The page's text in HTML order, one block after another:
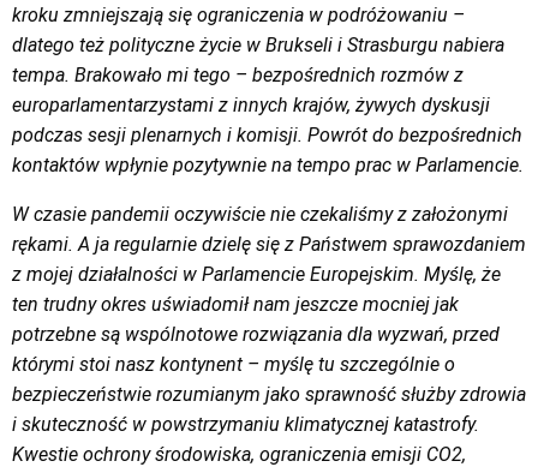
kroku zmniejszają się ograniczenia w podróżowaniu –
dlatego też polityczne życie w Brukseli i Strasburgu nabiera
tempa. Brakowało mi tego – bezpośrednich rozmów z
europarlamentarzystami z innych krajów, żywych dyskusji
podczas sesji plenarnych i komisji. Powrót do bezpośrednich
kontaktów wpłynie pozytywnie na tempo prac w Parlamencie.
W czasie pandemii oczywiście nie czekaliśmy z założonymi
rękami. A ja regularnie dzielę się z Państwem sprawozdaniem
z mojej działalności w Parlamencie Europejskim. Myślę, że
ten trudny okres uświadomił nam jeszcze mocniej jak
potrzebne są wspólnotowe rozwiązania dla wyzwań, przed
którymi stoi nasz kontynent – myślę tu szczególnie o
bezpieczeństwie rozumianym jako sprawność służby zdrowia
i skuteczność w powstrzymaniu klimatycznej katastrofy.
Kwestie ochrony środowiska, ograniczenia emisji CO2,